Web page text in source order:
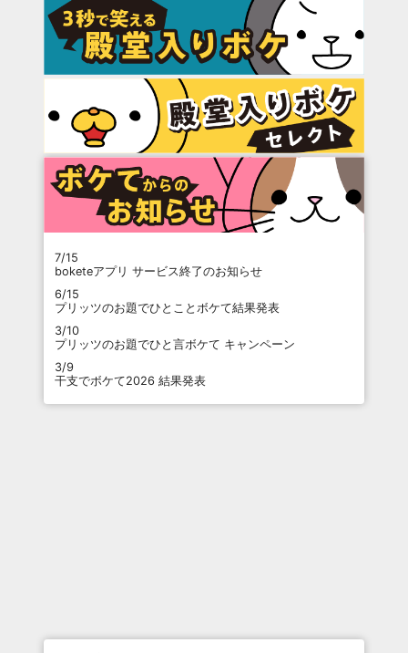
7/15
boketeアプリ サービス終了のお知らせ
6/15
プリッツのお題でひとことボケて結果発表
3/10
プリッツのお題でひと言ボケて キャンペーン
3/9
干支でボケて2026 結果発表